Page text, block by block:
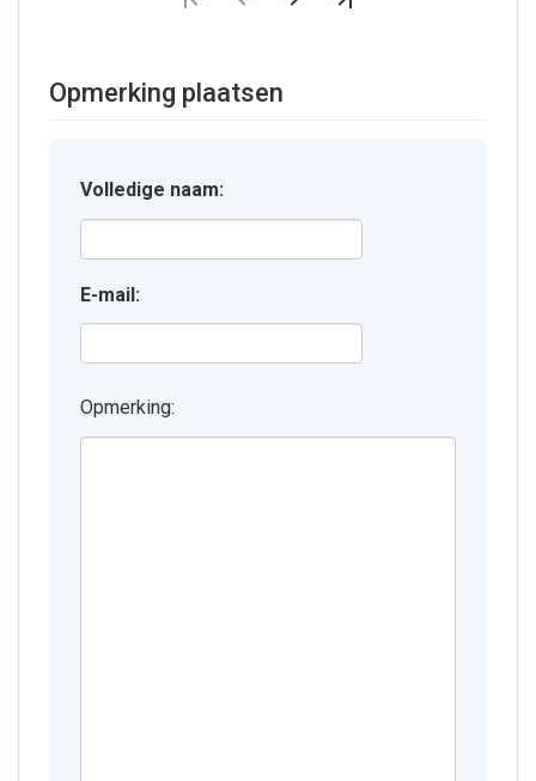
Opmerking plaatsen
Volledige naam:
E-mail:
Opmerking: